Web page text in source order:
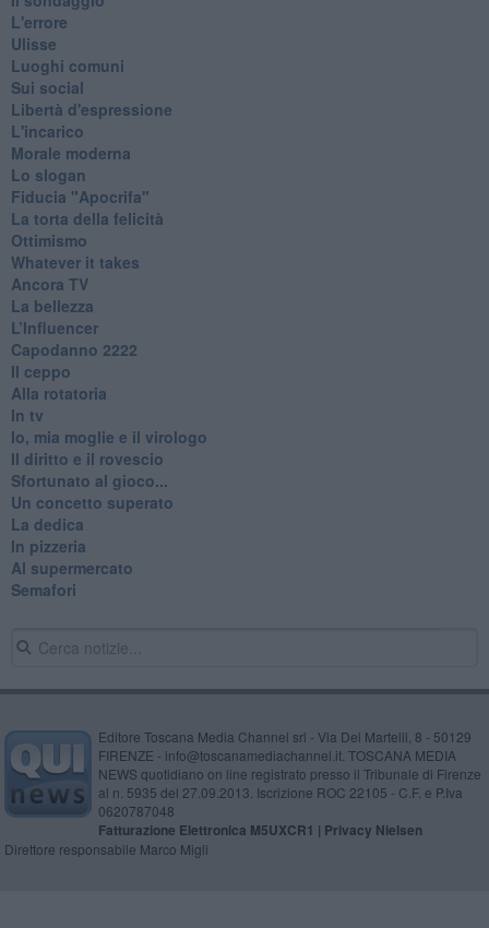
L'errore
Ulisse
Luoghi comuni
Sui social
Libertà d'espressione
L'incarico
Morale moderna
Lo slogan
Fiducia "Apocrifa"
La torta della felicità
Ottimismo
Whatever it takes
Ancora TV
La bellezza
L’Influencer
​Capodanno 2222
Il ceppo
Alla rotatoria
In tv
Io, mia moglie e il virologo
Il diritto e il rovescio
Sfortunato al gioco...
Un concetto superato
La dedica
In pizzeria
Al supermercato
Semafori
Editore Toscana Media Channel srl - Via Dei Martelli, 8 - 50129
FIRENZE - info@toscanamediachannel.it. TOSCANA MEDIA
NEWS quotidiano on line registrato presso il Tribunale di Firenze
al n. 5935 del 27.09.2013. Iscrizione ROC 22105 - C.F. e P.Iva
0620787048
Fatturazione Elettronica M5UXCR1 | Privacy Nielsen
Direttore responsabile Marco Migli